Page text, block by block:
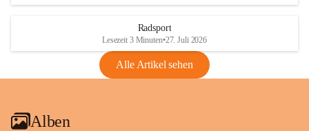
1 Seite•1,4 MB
VBl. EU Nr. 18_2026
Radsport
Lesezeit 3 Minuten•27. Juli 2026
Alle Artikel sehen
Alben